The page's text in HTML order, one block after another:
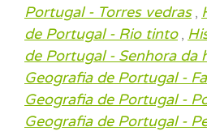
Portugal - Torres vedras,
de Portugal - Rio tinto,
de Portugal - Senhora da
Geografia de Portugal -
Geografia de Portugal -
Geografia de Portugal -